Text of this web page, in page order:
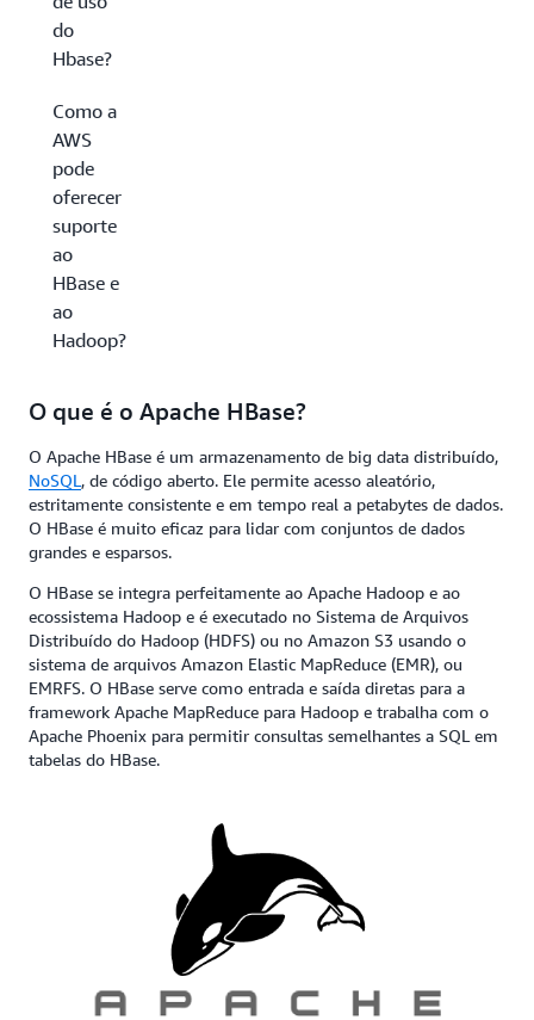
do
Hbase?
Como a
AWS
pode
oferecer
suporte
ao
HBase e
ao
Hadoop?
O que é o Apache HBase?
O Apache HBase é um armazenamento de big data distribuído,
NoSQL , de código aberto. Ele permite acesso aleatório,
estritamente consistente e em tempo real a petabytes de dados.
O HBase é muito eficaz para lidar com conjuntos de dados
grandes e esparsos.
O HBase se integra perfeitamente ao Apache Hadoop e ao
ecossistema Hadoop e é executado no Sistema de Arquivos
Distribuído do Hadoop (HDFS) ou no Amazon S3 usando o
sistema de arquivos Amazon Elastic MapReduce (EMR), ou
EMRFS. O HBase serve como entrada e saída diretas para a
framework Apache MapReduce para Hadoop e trabalha com o
Apache Phoenix para permitir consultas semelhantes a SQL em
tabelas do HBase.